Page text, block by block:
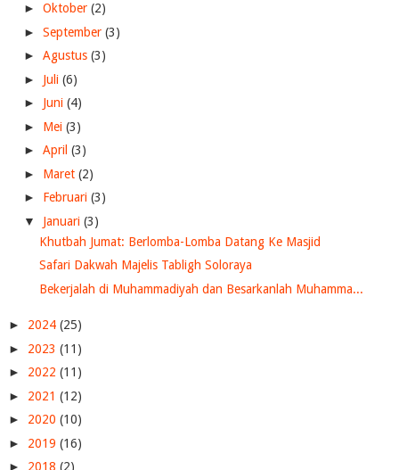
► Oktober (2)
► September (3)
► Agustus (3)
► Juli (6)
► Juni (4)
► Mei (3)
► April (3)
► Maret (2)
► Februari (3)
▼ Januari (3)
Khutbah Jumat: Berlomba-Lomba Datang Ke Masjid
Safari Dakwah Majelis Tabligh Soloraya
Bekerjalah di Muhammadiyah dan Besarkanlah Muhamma...
► 2024 (25)
► 2023 (11)
► 2022 (11)
► 2021 (12)
► 2020 (10)
► 2019 (16)
► 2018 (2)